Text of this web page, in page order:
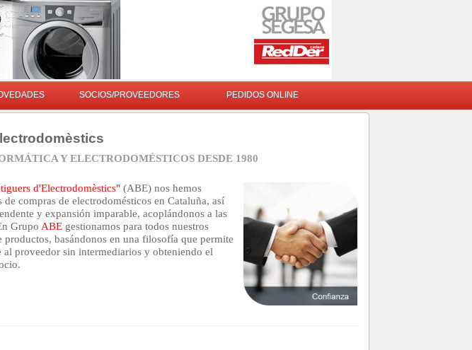
SOCIOS/PROVEEDORES PEDIDOS ONLINE
Y ELECTRODOMÉSTICOS DESDE 1980
d'Electrodomèstics"(ABE) nos hemos
compras de electrodomésticos en Cataluña, así
y expansión imparable, acoplándonos a las
Grupo ABEgestionamos para todos nuestros
basándonos en una filosofía que permite
proveedor sin intermediarios y obteniendo el